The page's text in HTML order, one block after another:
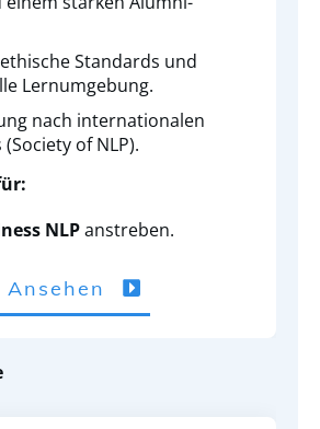
Standards und
Lernumgebung.
nach internationalen
of NLP).
NLPanstreben.
Ansehen